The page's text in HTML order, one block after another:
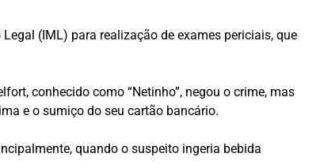
(IML) para realização de exames periciais, que
conhecido como “Netinho”, negou o crime, mas
e o sumiço do seu cartão bancário.
quando o suspeito ingeria bebida